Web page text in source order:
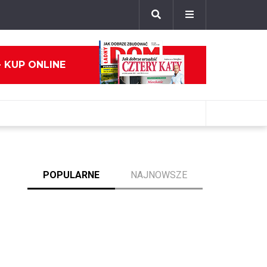
KUP ONLINE
POPULARNE NAJNOWSZE